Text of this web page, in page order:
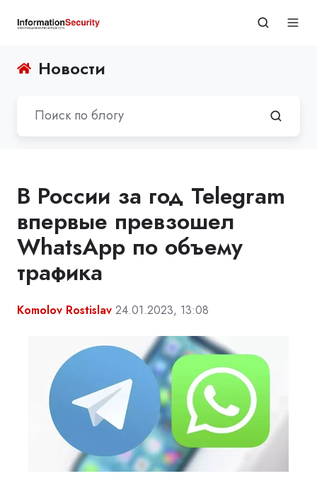
Новости
В России за год Telegram
впервые превзошел
WhatsApp по объему
трафика
Komolov Rostislav 24.01.2023, 13:08